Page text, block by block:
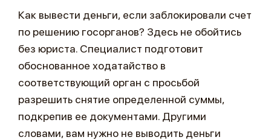
Как вывести деньги, если заблокировали счет
по решению госорганов? Здесь не обойтись
без юриста. Специалист подготовит
обоснованное ходатайство в
соответствующий орган с просьбой
разрешить снятие определенной суммы,
подкрепив ее документами. Другими
словами, вам нужно не выводить деньги